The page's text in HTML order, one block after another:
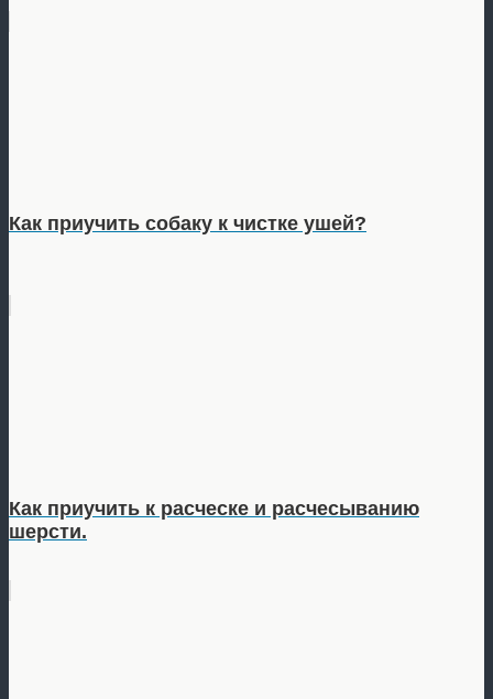
Как приучить собаку к чистке ушей?
Как приучить к расческе и расчесыванию
шерсти.